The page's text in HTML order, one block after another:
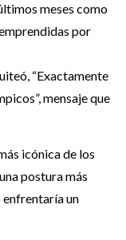
meses como
por
“Exactamente
mensaje que
icónica de los
postura más
un